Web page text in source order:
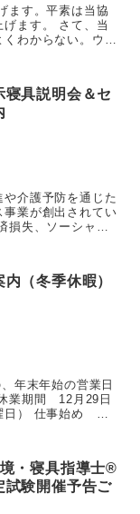
ます。平素は当協
さて、当
わからない。ウレ
寝具説明会＆セ
介護予防を通じた
業が創出されてい
損失、ソーシャル
（冬季休暇）
年末年始の営業日
・寝具指導士®
試験開催予告ご